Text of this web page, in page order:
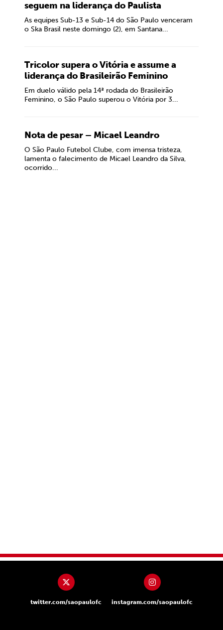
seguem na liderança do Paulista
As equipes Sub-13 e Sub-14 do São Paulo venceram
o Ska Brasil neste domingo (2), em Santana...
Tricolor supera o Vitória e assume a
liderança do Brasileirão Feminino
Em duelo válido pela 14ª rodada do Brasileirão
Feminino, o São Paulo superou o Vitória por 3...
Nota de pesar – Micael Leandro
O São Paulo Futebol Clube, com imensa tristeza,
lamenta o falecimento de Micael Leandro da Silva,
ocorrido...
twitter.com/saopaulofc instagram.com/saopaulofc